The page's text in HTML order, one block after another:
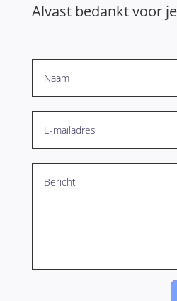
Alvast bedankt voor